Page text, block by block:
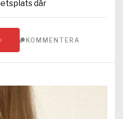
där
KOMMENTERA